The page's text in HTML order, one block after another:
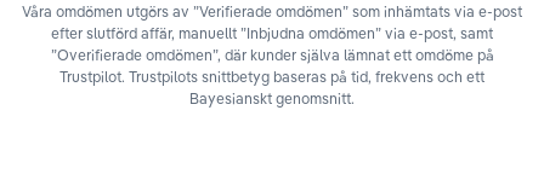
Våra omdömen utgörs av ”Verifierade omdömen” som inhämtats via e-post
efter slutförd affär, manuellt ”Inbjudna omdömen” via e-post, samt
”Overifierade omdömen”, där kunder själva lämnat ett omdöme på
Trustpilot. Trustpilots snittbetyg baseras på tid, frekvens och ett
Bayesianskt genomsnitt.